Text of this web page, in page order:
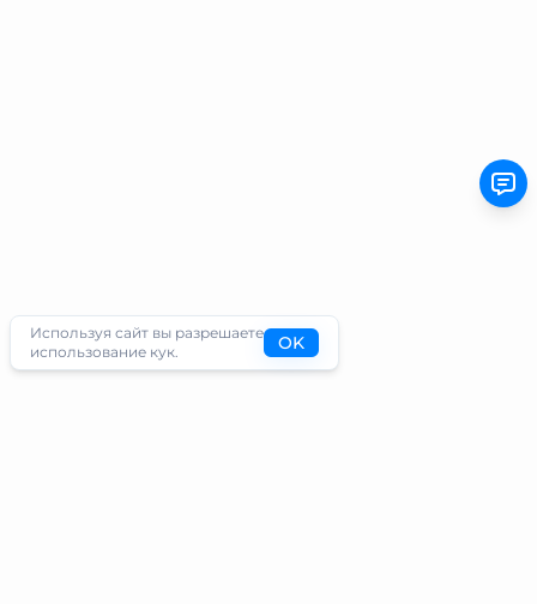
Используя сайт вы разрешаете
использование кук.
OK